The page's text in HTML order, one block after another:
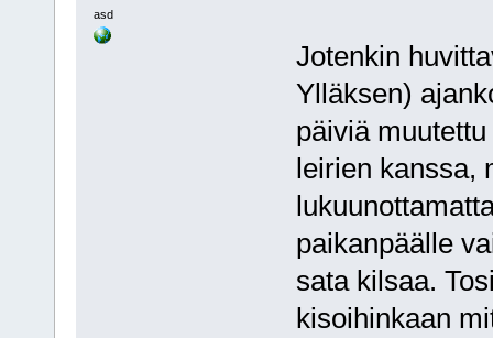
asd
Jotenkin
Ylläksen)
päiviä
leirien kanssa,
paikanpäälle
sata kilsaa.
kisoihinkaan